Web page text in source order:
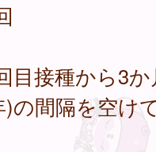
目接種から3
の間隔を空け